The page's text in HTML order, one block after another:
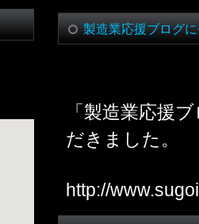
製造業応援ブログ
「製造業応援
だきました。
http://